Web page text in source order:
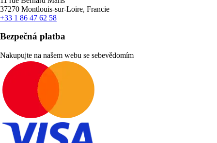
37270 Montlouis-sur-Loire, Francie
+33 1 86 47 62 58
Bezpečná platba
Nakupujte na našem webu se sebevědomím